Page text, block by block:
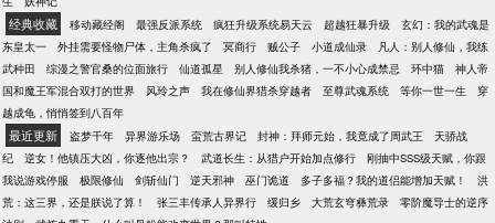
经典收藏 移动藏经阁 最强反派系统 疯狂升级系统易天云 超越狂暴升级
玄幻：我的武魂是
东皇太一
外挂需要怪物尸体，主角杀疯了 冥商行 贼公子 小道成仙录
凡人：别人修仙，我练
武种田
综漫之警官桑的位面旅行 仙道孤星 别人修仙我杀猪，一不小心成禁忌 环中猫
神人帝
国和魔王军混合双打的世界
风玲之声 我在修仙界猎杀穿越者 至尊武魂系统 等你一世一生
穿
越成龟，悄悄签到八百年
最近更新 盗梦千年 异界游乐场 蛮荒古界记 封神：拜师元始，我竟成了周武王
天骄战
纪
逆女！他镇压大凶，你逐他出宗？ 武道长生：从猎户开始加点修行
刚抽中SSS级天赋，你跟
我说游戏停服
极限修仙 剑斩仙门 逆天邪神 巫门诡道 多子多福？我的道侣能增加天赋！
洪
荒：这三界，还是朕说了算！
张三丰传承人异界行 缓归乡 大荒玄穹彝荒录
零阶魔导士的逆序